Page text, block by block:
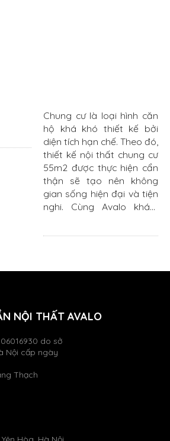
Chung cư là loại hình căn
hộ khá khó thiết kế bởi
diện tích hạn chế. Theo đó,
thiết kế nội thất chung cư
55m2 được thực hiện cẩn
thận sẽ tạo nên không
gian sống hiện đại và tiện
nghi. Cùng Avalo khám
NỘI THẤT AVALO
do sở
Nội cấp ngày
Thạch